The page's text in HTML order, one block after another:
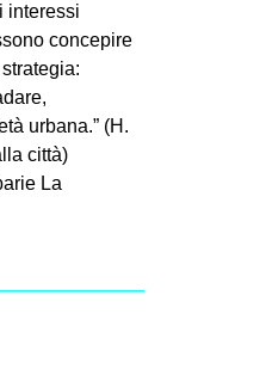
interessi
concepire
urbana.” (H.
città)
La